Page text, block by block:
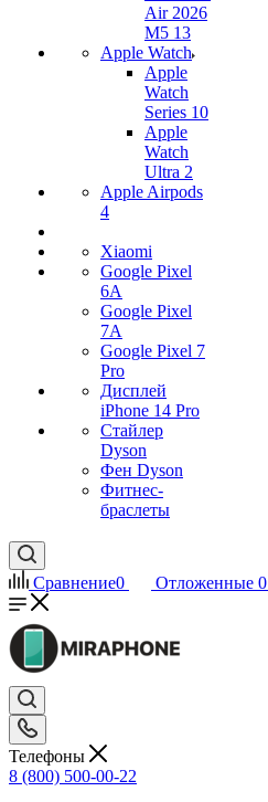
Air 2026
M5 13
Apple Watch
Apple
Watch
Series 10
Apple
Watch
Ultra 2
Apple Airpods
4
Xiaomi
Google Pixel
6A
Google Pixel
7А
Google Pixel 7
Pro
Дисплей
iPhone 14 Pro
Стайлер
Dyson
Фен Dyson
Фитнес-
браслеты
Сравнение0 Отложенные 0
Телефоны
8 (800) 500-00-22